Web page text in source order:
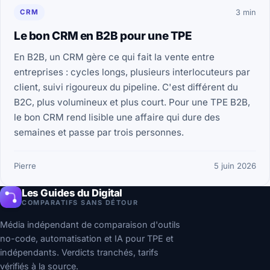
CRM 3 min
Le bon CRM en B2B pour une TPE
En B2B, un CRM gère ce qui fait la vente entre
entreprises : cycles longs, plusieurs interlocuteurs par
client, suivi rigoureux du pipeline. C'est différent du
B2C, plus volumineux et plus court. Pour une TPE B2B,
le bon CRM rend lisible une affaire qui dure des
semaines et passe par trois personnes.
Pierre 5 juin 2026
Les Guides du Digital
COMPARATIFS SANS DÉTOUR
Média indépendant de comparaison d'outils
no-code, automatisation et IA pour TPE et
indépendants. Verdicts tranchés, tarifs
vérifiés à la source.